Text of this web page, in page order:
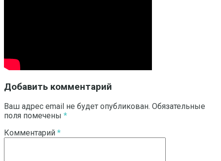
Добавить комментарий
Ваш адрес email не будет опубликован. Обязательные
поля помечены *
Комментарий *